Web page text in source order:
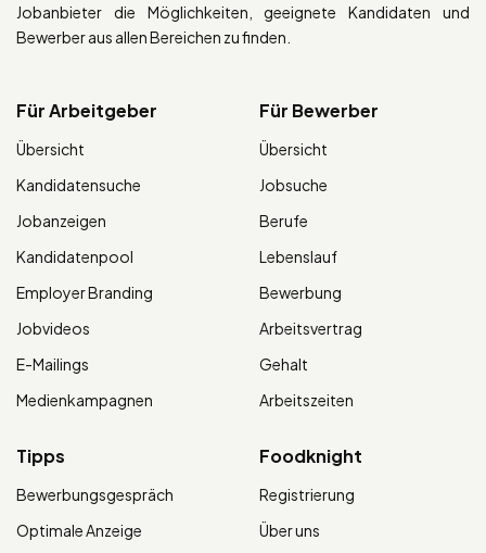
Jobanbieter die Möglichkeiten, geeignete Kandidaten und
Bewerber aus allen Bereichen zu finden.
Für Arbeitgeber
Übersicht
Kandidatensuche
Jobanzeigen
Kandidatenpool
Employer Branding
Jobvideos
E-Mailings
Medienkampagnen
Für Bewerber
Übersicht
Jobsuche
Berufe
Lebenslauf
Bewerbung
Arbeitsvertrag
Gehalt
Arbeitszeiten
Tipps
Bewerbungsgespräch
Optimale Anzeige
Foodknight
Registrierung
Über uns